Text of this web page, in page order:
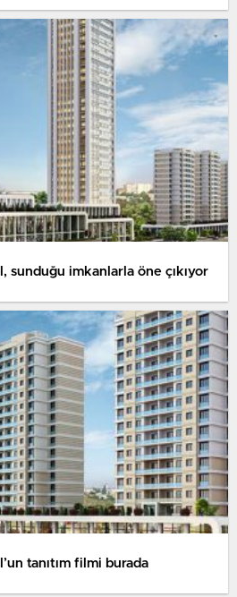
sunduğu imkanlarla öne çıkıyor
tanıtım filmi burada